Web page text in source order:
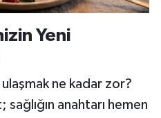
Yeni
ne kadar zor?
anahtarı hemen